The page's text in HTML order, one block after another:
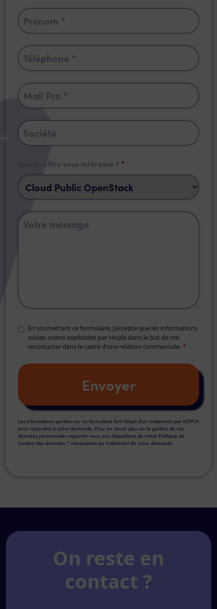
Quelle offre vous intéresse ? *
En soumettant ce formulaire, j’accepte que les informations
saisies soient exploitées par Hopla dans le but de me
recontacter dans le cadre d’une relation commerciale.*
Les informations portées sur ce formulaire font l’objet d’un traitement par HOPLA
pour répondre à votre demande. Pour en savoir plus sur la gestion de vos
données personnelles reportez-vous aux dispositions de notre Politique de
Gestion des données. * nécessaires au traitement de votre demande.
On reste en
contact ?